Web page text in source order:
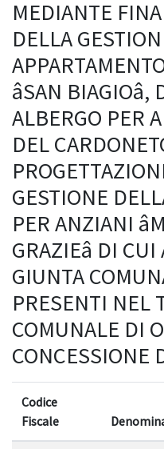
MEDIANTE
DELLA
âSAN
ALBERGO PER
DEL
GESTIONE
PER ANZIANI
GRAZIEâ DI
GIUNTA
PRESENTI NEL
COMUNALE DI
CONCESSIONE
Codice
Fiscale